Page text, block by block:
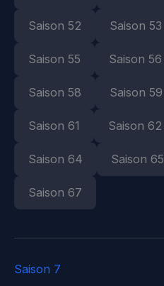
Saison 52 Saison 53
Saison 55 Saison 56
Saison 58 Saison 59
Saison 61 Saison 62
Saison 64 Saison 65
Saison 67
Saison 7